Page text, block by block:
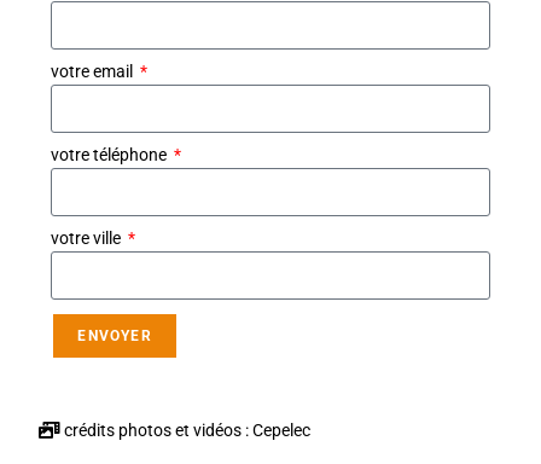
votre email
votre téléphone
votre ville
ENVOYER
crédits photos et vidéos : Cepelec